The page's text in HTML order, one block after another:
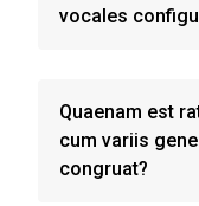
vocales
Quaenam est
cum variis
congruat?